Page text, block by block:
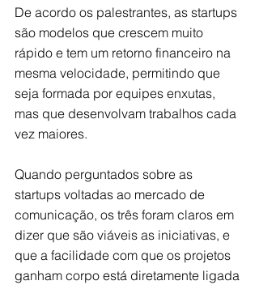
De acordo os palestrantes, as startups
são modelos que crescem muito
rápido e tem um retorno financeiro na
mesma velocidade, permitindo que
seja formada por equipes enxutas,
mas que desenvolvam trabalhos cada
vez maiores.
Quando perguntados sobre as
startups voltadas ao mercado de
comunicação, os três foram claros em
dizer que são viáveis as iniciativas, e
que a facilidade com que os projetos
ganham corpo está diretamente ligada